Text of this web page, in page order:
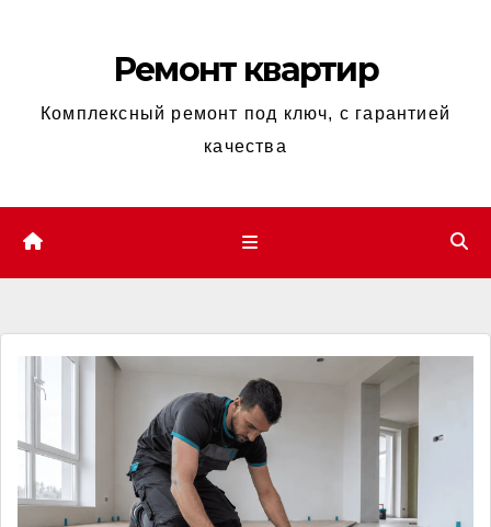
Ремонт квартир
Комплексный ремонт под ключ, с гарантией
качества